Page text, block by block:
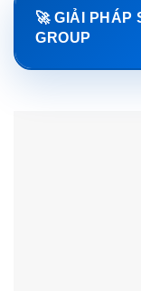
🚀 GIẢI PHÁP
GROUP